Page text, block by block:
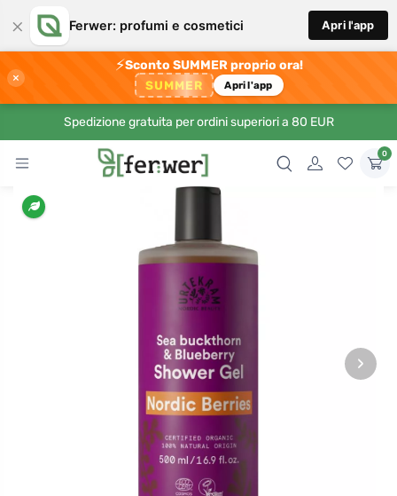
× Ferwer: profumi e cosmetici Apri l'app
×
⚡Sconto SUMMER proprio ora!
SUMMER Apri l'app
Spedizione gratuita per ordini superiori a 80 EUR
0
›